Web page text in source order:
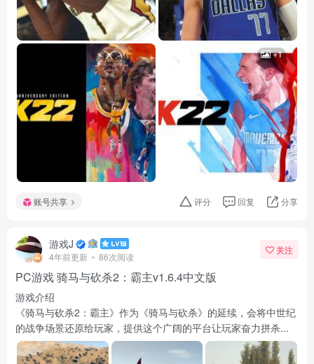
+1
账号共享 评分 回复 分享
游戏J
4年前更新 86次阅读
关注
PC游戏 骑马与砍杀2：霸主v1.6.4中文版
游戏介绍
《骑马与砍杀2：霸主》作为《骑马与砍杀》的延续，会将中世纪
的战争场景还原给玩家，提供这个广阔的平台让玩家奋力拼杀...